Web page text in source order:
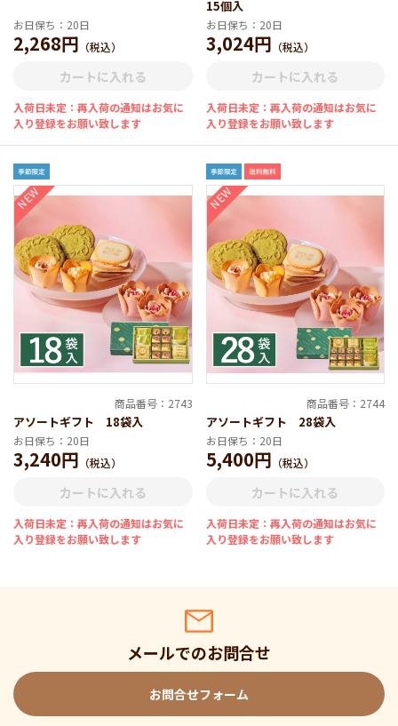
お日保ち：20日
2,268円 （税込）
カートに入れる
入荷日未定：再入荷の通知はお気に
入り登録をお願い致します
15個入
お日保ち：20日
3,024円 （税込）
カートに入れる
入荷日未定：再入荷の通知はお気に
入り登録をお願い致します
NEW
商品番号：2743
アソートギフト 18袋入
お日保ち：20日
3,240円 （税込）
カートに入れる
入荷日未定：再入荷の通知はお気に
入り登録をお願い致します
NEW
商品番号：2744
アソートギフト 28袋入
お日保ち：20日
5,400円 （税込）
カートに入れる
入荷日未定：再入荷の通知はお気に
入り登録をお願い致します
メールでのお問合せ
お問合せフォーム